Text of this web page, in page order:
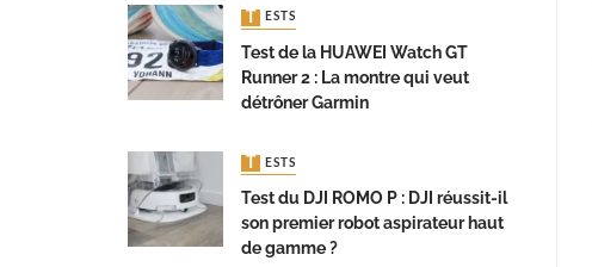
TESTS
Test de la HUAWEI Watch GT
Runner 2 : La montre qui veut
détrôner Garmin
TESTS
Test du DJI ROMO P : DJI réussit-il
son premier robot aspirateur haut
de gamme ?